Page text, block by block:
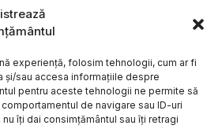
experiență, folosim tehnologii, cum ar fi
și/sau accesa informațiile despre
pentru aceste tehnologii ne permite să
de navigare sau ID-uri
îți dai consimțământul sau îți retragi